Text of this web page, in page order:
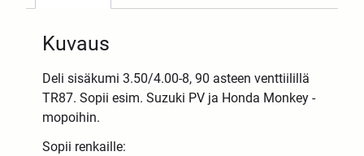
Kuvaus
Deli sisäkumi 3.50/4.00-8, 90 asteen venttiilillä
TR87. Sopii esim. Suzuki PV ja Honda Monkey -
mopoihin.
Sopii renkaille: